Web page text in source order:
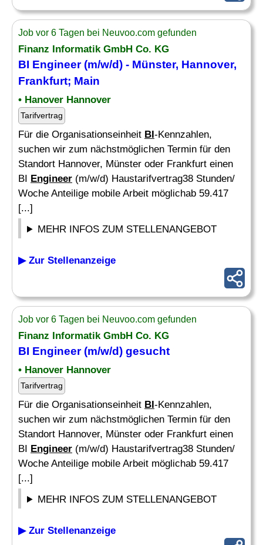
Job vor 6 Tagen bei Neuvoo.com gefunden
Finanz Informatik GmbH Co. KG
BI Engineer(m/w/d) - Münster, Hannover,
Frankfurt; Main
• Hanover Hannover
Tarifvertrag
Für die Organisationseinheit BI-Kennzahlen,
suchen wir zum nächstmöglichen Termin für den
Standort Hannover, Münster oder Frankfurt einen
BI Engineer (m/w/d) Haustarifvertrag38 Stunden/
Woche Anteilige mobile Arbeit möglichab 59.417
[...]
MEHR INFOS ZUM STELLENANGEBOT
▶ Zur Stellenanzeige
Job vor 6 Tagen bei Neuvoo.com gefunden
Finanz Informatik GmbH Co. KG
BI Engineer(m/w/d) gesucht
• Hanover Hannover
Tarifvertrag
Für die Organisationseinheit BI-Kennzahlen,
suchen wir zum nächstmöglichen Termin für den
Standort Hannover, Münster oder Frankfurt einen
BI Engineer (m/w/d) Haustarifvertrag38 Stunden/
Woche Anteilige mobile Arbeit möglichab 59.417
[...]
MEHR INFOS ZUM STELLENANGEBOT
▶ Zur Stellenanzeige